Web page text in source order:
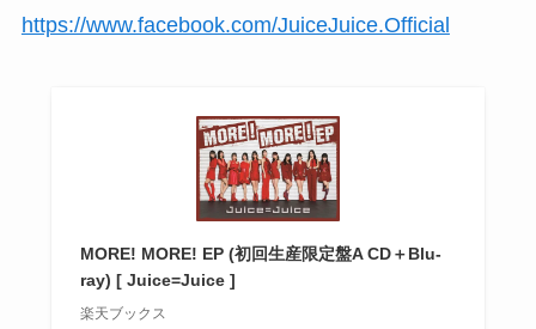
https://www.facebook.com/JuiceJuice.Official
MORE! MORE! EP (初回生産限定盤A CD＋Blu-
ray) [ Juice=Juice ]
楽天ブックス